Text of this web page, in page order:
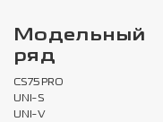
Модельный
ряд
CS75PRO
UNI-S
UNI-V